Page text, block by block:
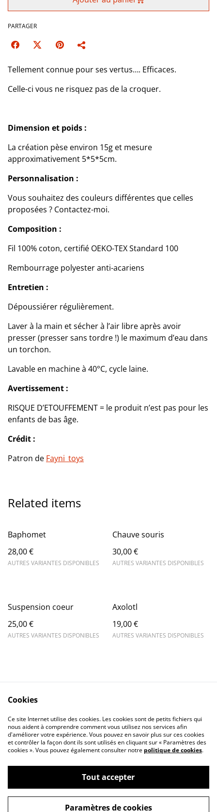
PARTAGER
Tellement connue pour ses vertus…. Efficaces.
Celle-ci vous ne risquez pas de la croquer.
Dimension et poids :
La création pèse environ 15g et mesure
approximativement 5*5*5cm.
Personnalisation :
Vous souhaitez des couleurs différentes que celles
proposées ? Contactez-moi.
Composition :
Fil 100% coton, certifié OEKO-TEX Standard 100
Rembourrage polyester anti-acariens
Entretien :
Dépoussiérer régulièrement.
Laver à la main et sécher à l’air libre après avoir
presser (presser sans tordre !) le maximum d’eau dans
un torchon.
Lavable en machine à 40°C, cycle laine.
Avertissement :
RISQUE D’ETOUFFEMENT = le produit n’est pas pour les
enfants de bas âge.
Crédit :
Patron de Fayni_toys
Related items
Baphomet
28,00 €
AUTRES VARIANTES DISPONIBLES
Chauve souris
30,00 €
AUTRES VARIANTES DISPONIBLES
Suspension coeur
25,00 €
AUTRES VARIANTES DISPONIBLES
Axolotl
19,00 €
AUTRES VARIANTES DISPONIBLES
Conditions générales
Politique de cookies
Mentions légales
Contactez-moi
©2026O'Chacré l'atelier chaotique
Cookies
Ce site Internet utilise des cookies. Les cookies sont de petits fichiers qui
nous aident à comprendre comment vous utilisez nos services afin
d'améliorer votre expérience. Vous pouvez en savoir plus sur ces cookies
et contrôler la façon dont ils sont utilisés en cliquant sur « Paramètres des
cookies ». Vous pouvez également consulter notre politique de cookies.
Tout accepter
Paramètres de cookies